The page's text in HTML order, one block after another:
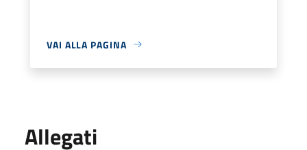
VAI ALLA PAGINA
Allegati